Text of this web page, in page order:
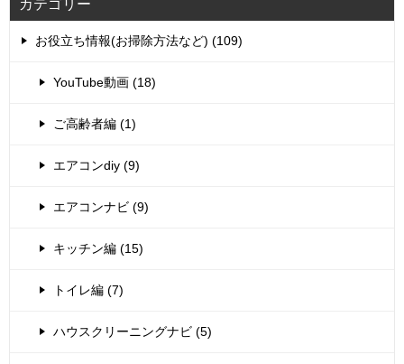
カテゴリー
お役立ち情報(お掃除方法など) (109)
YouTube動画 (18)
ご高齢者編 (1)
エアコンdiy (9)
エアコンナビ (9)
キッチン編 (15)
トイレ編 (7)
ハウスクリーニングナビ (5)